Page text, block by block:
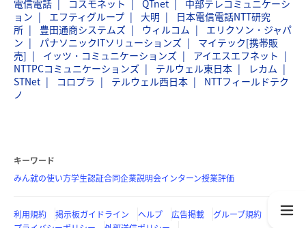
電信電話
コスモネット QTnet
中部テレコミュニケーシ
ョン
エフティグループ 大明
日本電信電話NTT研究
所
豊田通商システムズ ウィルコム
エリクソン・ジャパ
ン
パナソニックITソリューションズ
マイテック[携帯販
売]
イッツ・コミュニケーションズ
アイエスエフネット
NTTPCコミュニケーションズ
テルウェル東日本
レカム
STNet
コロプラ テルウェル西日本
NTTフィールドテク
ノ
キーワード
みん就の使い方学生認証合同企業説明会インターン授業評価
利用規約 掲示板ガイドライン ヘルプ 広告掲載
グループ規約